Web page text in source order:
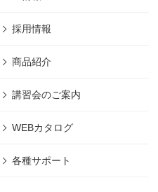
採用情報
商品紹介
講習会のご案内
WEBカタログ
各種サポート